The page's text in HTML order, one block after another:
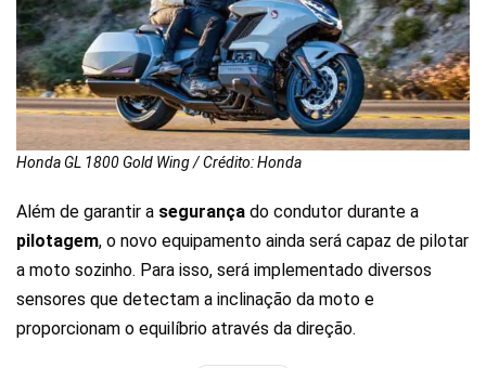
Honda GL 1800 Gold Wing / Crédito: Honda
Além de garantir a segurança do condutor durante a
pilotagem, o novo equipamento ainda será capaz de pilotar
a moto sozinho. Para isso, será implementado diversos
sensores que detectam a inclinação da moto e
proporcionam o equilíbrio através da direção.